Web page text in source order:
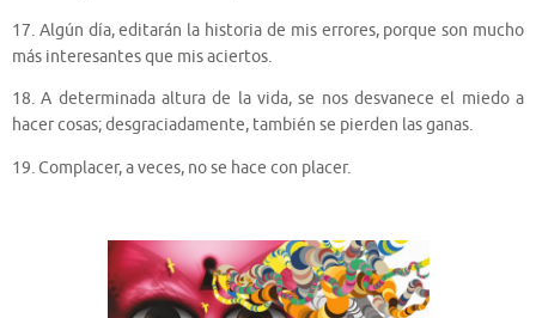
17. Algún día, editarán la historia de mis errores, porque son mucho
más interesantes que mis aciertos.
18. A determinada altura de la vida, se nos desvanece el miedo a
hacer cosas; desgraciadamente, también se pierden las ganas.
19. Complacer, a veces, no se hace con placer.